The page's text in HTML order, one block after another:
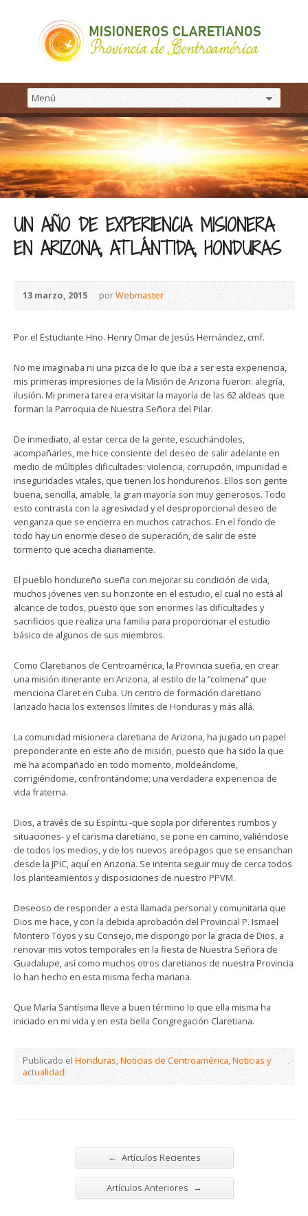
UN AÑO DE EXPERIENCIA MISIONERA
EN ARIZONA, ATLÁNTIDA, HONDURAS
13 marzo, 2015 porWebmaster
Por el Estudiante Hno. Henry Omar de Jesús Hernández, cmf.
No me imaginaba ni una pizca de lo que iba a ser esta experiencia,
mis primeras impresiones de la Misión de Arizona fueron: alegría,
ilusión. Mi primera tarea era visitar la mayoría de las 62 aldeas que
forman la Parroquia de Nuestra Señora del Pilar.
De inmediato, al estar cerca de la gente, escuchándoles,
acompañarles, me hice consiente del deseo de salir adelante en
medio de múltiples dificultades: violencia, corrupción, impunidad e
inseguridades vitales, que tienen los hondureños. Ellos son gente
buena, sencilla, amable, la gran mayoría son muy generosos. Todo
esto contrasta con la agresividad y el desproporcional deseo de
venganza que se encierra en muchos catrachos. En el fondo de
todo hay un enorme deseo de superación, de salir de este
tormento que acecha diariamente.
El pueblo hondureño sueña con mejorar su condición de vida,
muchos jóvenes ven su horizonte en el estudio, el cual no está al
alcance de todos, puesto que son enormes las dificultades y
sacrificios que realiza una familia para proporcionar el estudio
básico de algunos de sus miembros.
Como Claretianos de Centroamérica, la Provincia sueña, en crear
una misión itinerante en Arizona, al estilo de la “colmena” que
menciona Claret en Cuba. Un centro de formación claretiano
lanzado hacia los extensos límites de Honduras y más allá.
La comunidad misionera claretiana de Arizona, ha jugado un papel
preponderante en este año de misión, puesto que ha sido la que
me ha acompañado en todo momento, moldeándome,
corrigiéndome, confrontándome; una verdadera experiencia de
vida fraterna.
Dios, a través de su Espíritu -que sopla por diferentes rumbos y
situaciones- y el carisma claretiano, se pone en camino, valiéndose
de todos los medios, y de los nuevos areópagos que se ensanchan
desde la JPIC, aquí en Arizona. Se intenta seguir muy de cerca todos
los planteamientos y disposiciones de nuestro PPVM.
Deseoso de responder a esta llamada personal y comunitaria que
Dios me hace, y con la debida aprobación del Provincial P. Ismael
Montero Toyos y su Consejo, me dispongo por la gracia de Dios, a
renovar mis votos temporales en la fiesta de Nuestra Señora de
Guadalupe, así como muchos otros claretianos de nuestra Provincia
lo han hecho en esta misma fecha mariana.
Que María Santísima lleve a buen término lo que ella misma ha
iniciado en mi vida y en esta bella Congregación Claretiana.
Publicado el Honduras,Noticias de Centroamérica,Noticias y
actualidad
← Artículos Recientes
Artículos Anteriores →